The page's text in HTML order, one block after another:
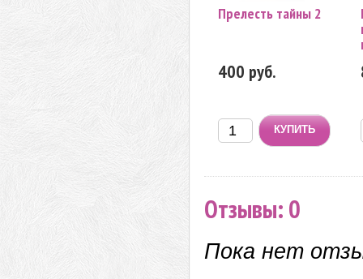
Прелесть тайны 2
400 руб.
Отзывы: 0
Пока нет